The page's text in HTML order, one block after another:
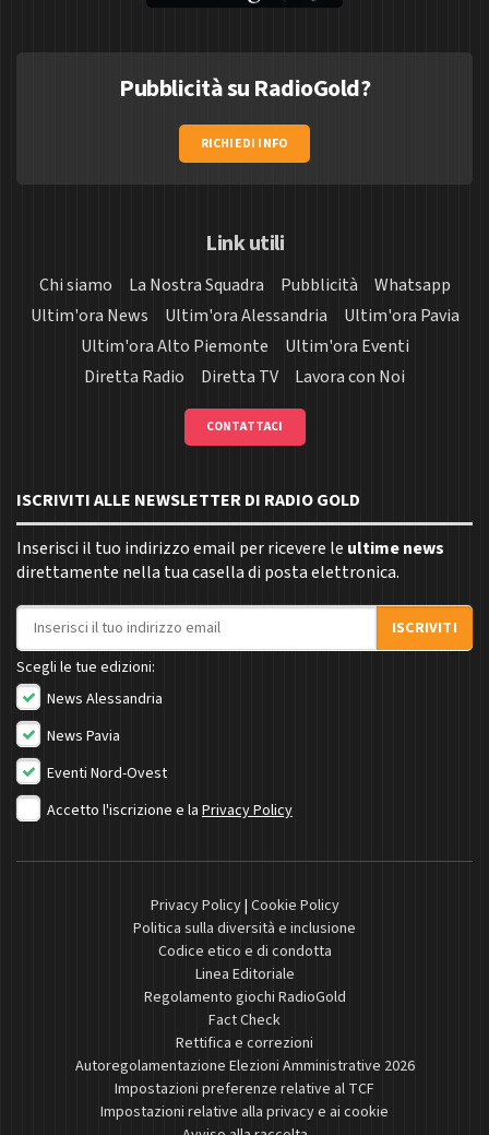
Pubblicità su RadioGold?
RICHIEDI INFO
Link utili
Chi siamo La Nostra Squadra Pubblicità
Whatsapp
Ultim'ora News
Ultim'ora Alessandria
Ultim'ora Pavia
Ultim'ora Alto Piemonte
Ultim'ora Eventi
Diretta Radio
Diretta TV Lavora con Noi
CONTATTACI
ISCRIVITI ALLE NEWSLETTER DI RADIO GOLD
Inserisci il tuo indirizzo email per ricevere le ultime news
direttamente nella tua casella di posta elettronica.
Indirizzo email
ISCRIVITI
Scegli le tue edizioni:
News Alessandria
News Pavia
Eventi Nord-Ovest
Accetto l'iscrizione e la Privacy Policy
Privacy Policy| Cookie Policy
Politica sulla diversità e inclusione
Codice etico e di condotta
Linea Editoriale
Regolamento giochi RadioGold
Fact Check
Rettifica e correzioni
Autoregolamentazione Elezioni Amministrative 2026
Impostazioni preferenze relative al TCF
Impostazioni relative alla privacy e ai cookie